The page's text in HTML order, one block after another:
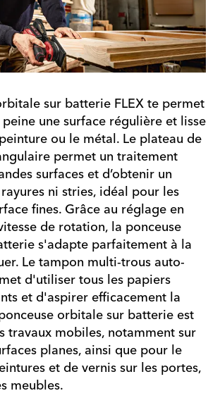
sur batterie FLEX te permet
peine une surface régulière et lisse
ou le métal. Le plateau de
permet un traitement
surfaces et d’obtenir un
ni stries, idéal pour les
fines. Grâce au réglage en
de rotation, la ponceuse
s'adapte parfaitement à la
Le tampon multi-trous auto-
d'utiliser tous les papiers
et d'aspirer efficacement la
orbitale sur batterie est
travaux mobiles, notamment sur
planes, ainsi que pour le
et de vernis sur les portes,
meubles.